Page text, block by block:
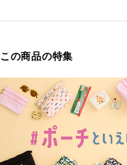
この商品の特集